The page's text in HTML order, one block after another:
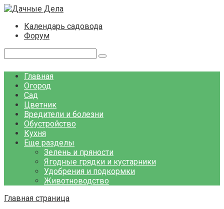
Перейти
контентуКалендарь садовода
Форум
Главная
Огород
Сад
Цветник
Вредители и болезни
Обустройство
Кухня
Еще разделы
Зелень и пряности
Ягодные грядки и кустарники
Удобрения и подкормки
Животноводство
Главная страница